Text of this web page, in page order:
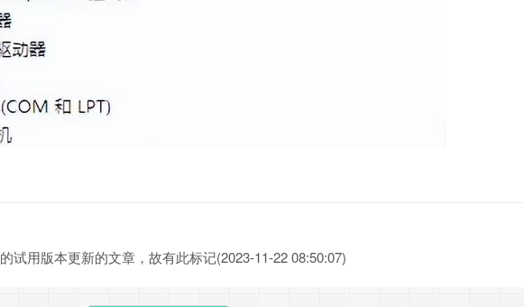
的试用版本更新的文章，故有此标记(2023-11-22 08:50:07)